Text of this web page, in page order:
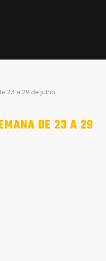
23 a 29 de julho
DE 23 A 29